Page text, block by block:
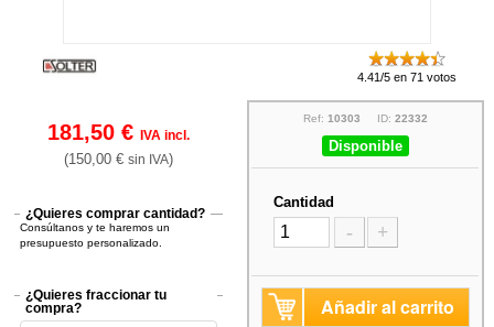
4.41/5 en 71 votos
181,50 €IVA incl.
(150,00 €sin IVA)
¿Quieres comprar cantidad?
Consúltanos y te haremos un
presupuesto personalizado.
¿Quieres fraccionar tu
compra?
Ref: 10303 ID: 22332
Disponible
Cantidad
- +
Añadir al carrito